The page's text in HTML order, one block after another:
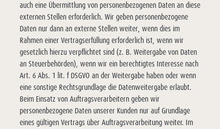
auch eine Übermittlung von personenbezogenen Daten an diese
externen Stellen erforderlich. Wir geben personenbezogene
Daten nur dann an externe Stellen weiter, wenn dies im
Rahmen einer Vertragserfüllung erforderlich ist, wenn wir
gesetzlich hierzu verpflichtet sind (z. B. Weitergabe von Daten
an Steuerbehörden), wenn wir ein berechtigtes Interesse nach
Art. 6 Abs. 1 lit. f DSGVO an der Weitergabe haben oder wenn
eine sonstige Rechtsgrundlage die Datenweitergabe erlaubt.
Beim Einsatz von Auftragsverarbeitern geben wir
personenbezogene Daten unserer Kunden nur auf Grundlage
eines gültigen Vertrags über Auftragsverarbeitung weiter. Im